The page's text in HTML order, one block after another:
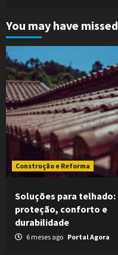
You may have missed
Construção e Reforma
Soluções para telhado:
proteção, conforto e
durabilidade
6 meses ago Portal Agora